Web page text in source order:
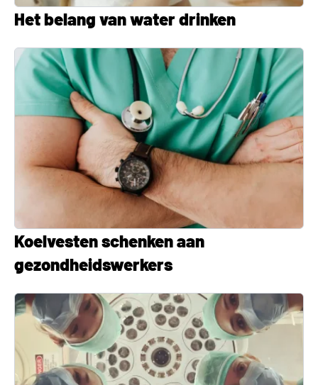
Het belang van water drinken
Koelvesten schenken aan
gezondheidswerkers